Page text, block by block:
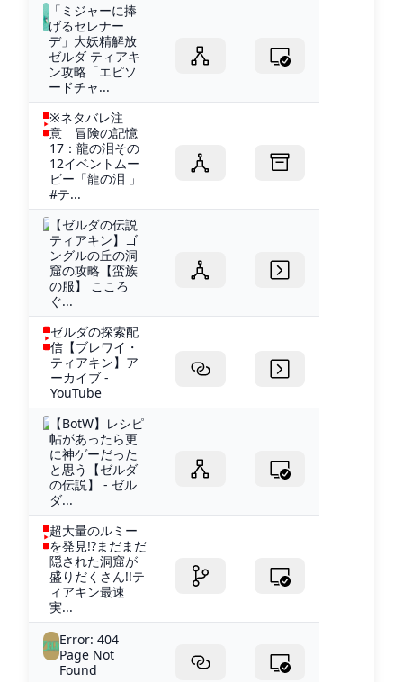
「ミジャーに捧
げるセレナー
デ」大妖精解放
ゼルダ ティアキ
ン攻略「エピソ
ードチャ...
※ネタバレ注
意 冒険の記憶
17：龍の泪その
12イベントムー
ビー「龍の泪 」
#テ...
【ゼルダの伝説
ティアキン】ゴ
ングルの丘の洞
窟の攻略【蛮族
の服】 こころ
ぐ...
ゼルダの探索配
信【ブレワイ・
ティアキン】ア
ーカイブ -
YouTube
【BotW】レシピ
帖があったら更
に神ゲーだった
と思う【ゼルダ
の伝説】 - ゼル
ダ...
超大量のルミー
を発見!?まだまだ
隠された洞窟が
盛りだくさん!!テ
ィアキン最速
実...
Error: 404
Page Not
Found